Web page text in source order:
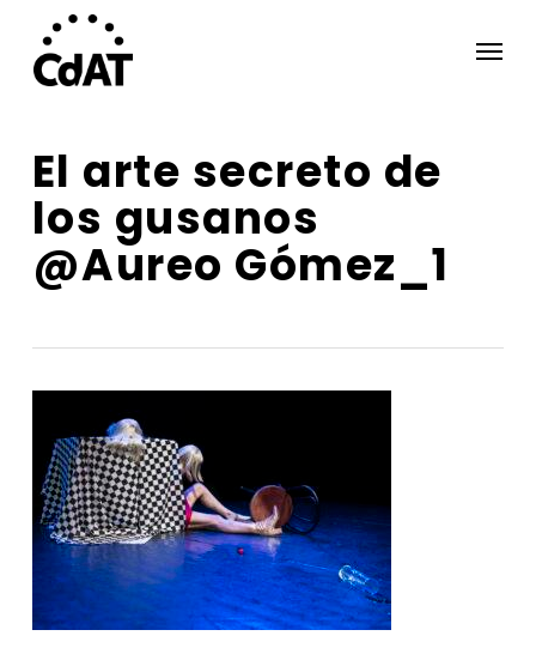
main
Menu
El arte secreto de
los gusanos
@Aureo Gómez_1